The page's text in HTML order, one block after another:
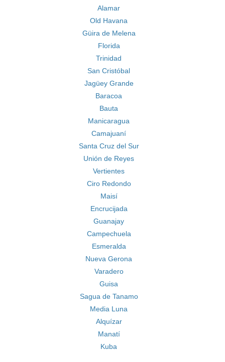
Alamar
Old Havana
Güira de Melena
Florida
Trinidad
San Cristóbal
Jagüey Grande
Baracoa
Bauta
Manicaragua
Camajuaní
Santa Cruz del Sur
Unión de Reyes
Vertientes
Ciro Redondo
Maisí
Encrucijada
Guanajay
Campechuela
Esmeralda
Nueva Gerona
Varadero
Guisa
Sagua de Tanamo
Media Luna
Alquízar
Manatí
Kuba